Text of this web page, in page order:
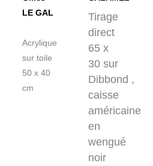
LE GAL
Acrylique
sur toile
50 x 40
cm
Tirage
direct
65 x
30 sur
Dibbond ,
caisse
américaine
en
wengué
noir